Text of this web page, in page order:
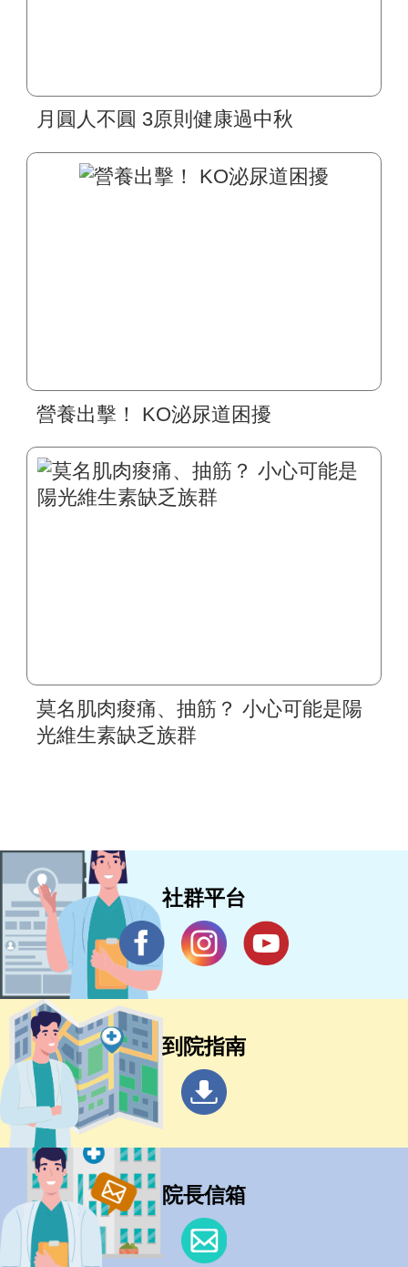
月圓人不圓 3原則健康過中秋
營養出擊！ KO泌尿道困擾
莫名肌肉痠痛、抽筋？ 小心可能是陽
光維生素缺乏族群
社群平台
到院指南
院長信箱